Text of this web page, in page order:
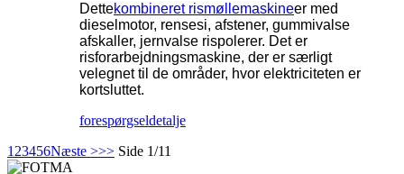
Dettekombineret rismøllemaskineer med
dieselmotor, rensesi, afstener, gummivalse
afskaller, jernvalse rispolerer. Det er
risforarbejdningsmaskine, der er særligt
velegnet til de områder, hvor elektriciteten er
kortsluttet.
forespørgseldetalje
1 23456Næste >>> Side 1/11